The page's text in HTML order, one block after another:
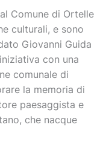
Comune di Ortelle
culturali, e sono
Giovanni Guida
con una
comunale di
la memoria di
paesaggista e
che nacque